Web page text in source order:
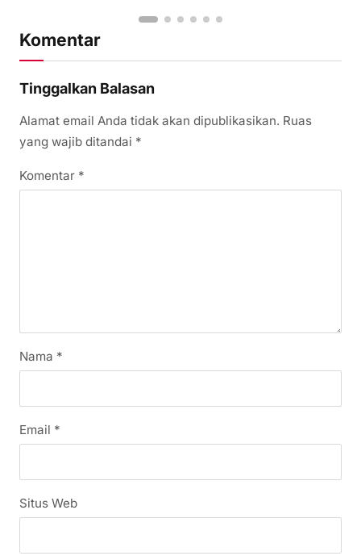
Komentar
Tinggalkan Balasan
Alamat email Anda tidak akan dipublikasikan. Ruas
yang wajib ditandai *
Komentar *
Nama *
Email *
Situs Web